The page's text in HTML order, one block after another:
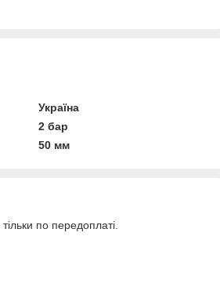
Україна
2 бар
50 мм
по передоплаті.